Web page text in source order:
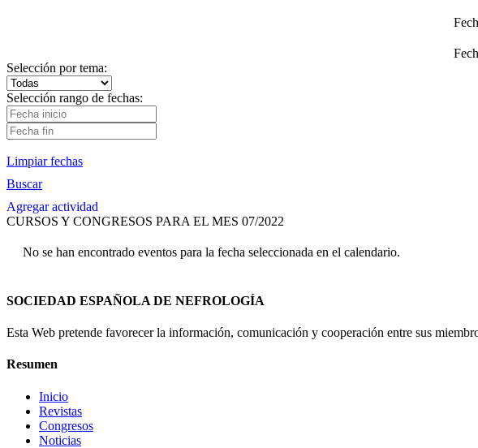
Selección por tema:
Selección rango de fechas:
Limpiar fechas
Buscar
Agregar actividad
CURSOS Y CONGRESOS PARA EL MES 07/2022
No se han encontrado eventos para la fecha seleccionada en el calendario.
SOCIEDAD ESPAÑOLA DE NEFROLOGÍA
Esta Web pretende favorecer la información, comunicación y cooperación entre sus
Resumen
Inicio
Revistas
Congresos
Noticias